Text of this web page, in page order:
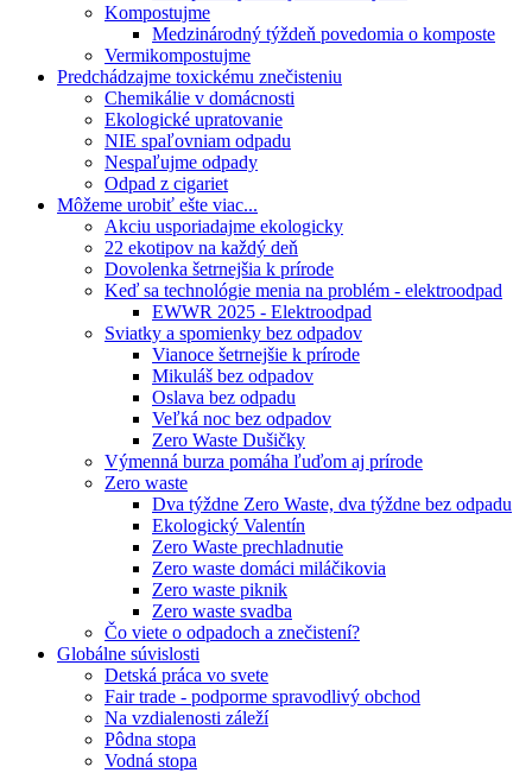
Kompostujme
Medzinárodný týždeň povedomia o komposte
Vermikompostujme
Predchádzajme toxickému znečisteniu
Chemikálie v domácnosti
Ekologické upratovanie
NIE spaľovniam odpadu
Nespaľujme odpady
Odpad z cigariet
Môžeme urobiť ešte viac...
Akciu usporiadajme ekologicky
22 ekotipov na každý deň
Dovolenka šetrnejšia k prírode
Keď sa technológie menia na problém - elektroodpad
EWWR 2025 - Elektroodpad
Sviatky a spomienky bez odpadov
Vianoce šetrnejšie k prírode
Mikuláš bez odpadov
Oslava bez odpadu
Veľká noc bez odpadov
Zero Waste Dušičky
Výmenná burza pomáha ľuďom aj prírode
Zero waste
Dva týždne Zero Waste, dva týždne bez odpadu
Ekologický Valentín
Zero Waste prechladnutie
Zero waste domáci miláčikovia
Zero waste piknik
Zero waste svadba
Čo viete o odpadoch a znečistení?
Globálne súvislosti
Detská práca vo svete
Fair trade - podporme spravodlivý obchod
Na vzdialenosti záleží
Pôdna stopa
Vodná stopa